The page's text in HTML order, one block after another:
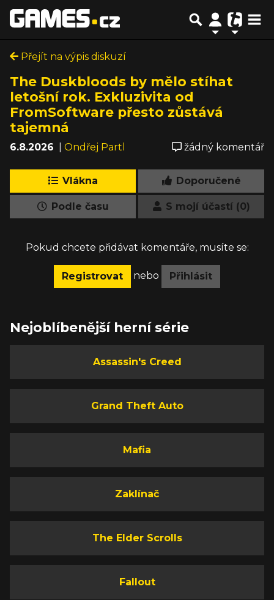
Přejít na výpis diskuzí
The Duskbloods by mělo stíhat
letošní rok. Exkluzivita od
FromSoftware přesto zůstává
tajemná
6.8.2026 Ondřej Partl žádný komentář
Vlákna Doporučené
Podle času S mojí účastí (0)
Pokud chcete přidávat komentáře, musíte se:
Registrovat nebo Přihlásit
Nejoblíbenější herní série
Assassin's Creed
Grand Theft Auto
Mafia
Zaklínač
The Elder Scrolls
Fallout